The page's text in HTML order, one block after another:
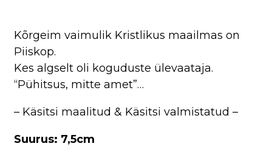
Kõrgeim vaimulik Kristlikus maailmas on
Piiskop.
Kes algselt oli koguduste ülevaataja.
“Pühitsus, mitte amet”…
– Käsitsi maalitud & Käsitsi valmistatud –
Suurus: 7,5cm